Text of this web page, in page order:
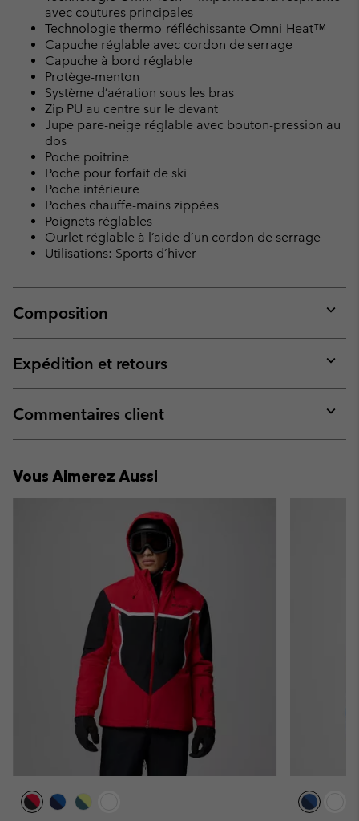
avec coutures principales
Technologie thermo-réfléchissante Omni-Heat™
Capuche réglable avec cordon de serrage
Capuche à bord réglable
Protège-menton
Système d’aération sous les bras
Zip PU au centre sur le devant
Jupe pare-neige réglable avec bouton-pression au
dos
Poche poitrine
Poche pour forfait de ski
Poche intérieure
Poches chauffe-mains zippées
Poignets réglables
Ourlet réglable à l’aide d’un cordon de serrage
Utilisations: Sports d’hiver
Composition
or
Expédition et retours
or
Commentaires client
or
Vous Aimerez Aussi